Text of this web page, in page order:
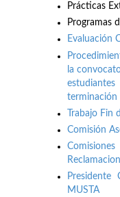
Prácticas
Programas
Evaluación
la
terminación
Trabajo Fin
Comisión
Presidente
MUSTA